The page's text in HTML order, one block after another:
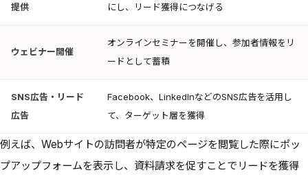
提供
にし、リード獲得につなげる
ウェビナー開催
オンラインセミナーを開催し、参加者情報をリ
ードとして蓄積
SNS広告・リード
広告
Facebook、LinkedInなどのSNS広告を活用し
て、ターゲット層を獲得
例えば、Webサイトの訪問者が特定のページを閲覧した際にポッ
プアップフォームを表示し、資料請求を促すことでリードを獲得